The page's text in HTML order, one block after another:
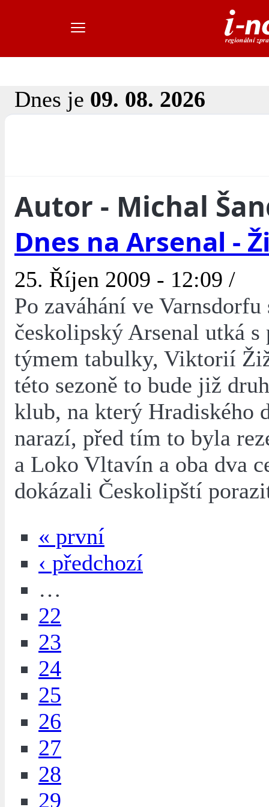
Dnes je 09. 08. 2026
Autor - Michal
Dnes na Arsenal -
25. Říjen 2009 - 12:09 /
Po zaváhání ve Varnsdorfu
českolipský Arsenal utká s
týmem tabulky, Viktorií
této sezoně to bude již
klub, na který Hradiského
narazí, před tím to byla
a Loko Vltavín a oba dva
dokázali Českolipští
« první
‹ předchozí
…
22
23
24
25
26
27
28
29